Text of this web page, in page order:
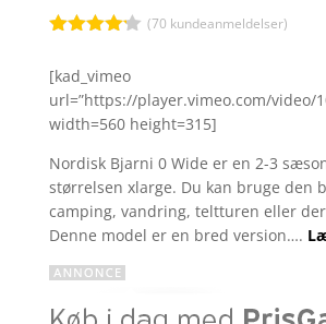
ud af 5
baseret
på
kundebedø
(70 kundeanmeldelser)
[kad_vimeo
url=”https://player.vimeo.com/video/
width=560 height=315]
Nordisk Bjarni 0 Wide er en 2-3
størrelsen xlarge. Du kan bruge den
camping, vandring, teltturen eller
Denne model er en bred version….